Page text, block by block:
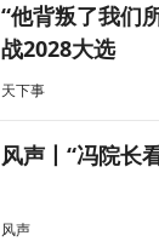
“他背叛了我们
战2028大选
天下事
风声丨“冯院长
风声